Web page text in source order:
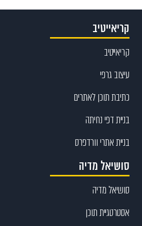
קריאייטיב
קריאייטיב
עיצוב גרפי
כתיבת תוכן לאתרים
בניית דפי נחיתה
בניית אתרי וורדפרס
סושיאל מדיה
סושיאל מדיה
אסטרטגיית תוכן